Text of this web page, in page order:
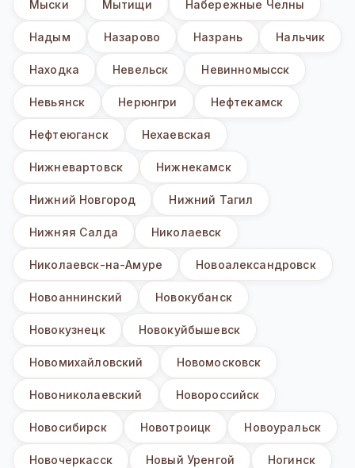
Мыски Мытищи Набережные Челны
Надым Назарово Назрань Нальчик
Находка Невельск Невинномысск
Невьянск Нерюнгри Нефтекамск
Нефтеюганск Нехаевская
Нижневартовск Нижнекамск
Нижний Новгород Нижний Тагил
Нижняя Салда Николаевск
Николаевск-на-Амуре Новоалександровск
Новоаннинский Новокубанск
Новокузнецк Новокуйбышевск
Новомихайловский Новомосковск
Новониколаевский Новороссийск
Новосибирск Новотроицк Новоуральск
Новочеркасск Новый Уренгой Ногинск